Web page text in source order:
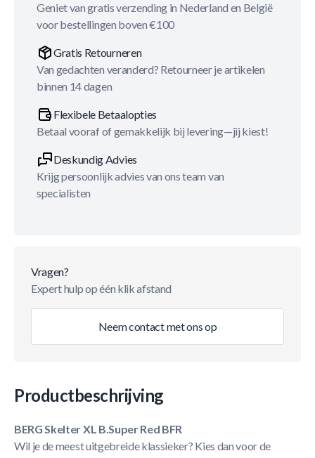
Geniet van gratis verzending in Nederland en België
voor bestellingen boven €100
Gratis Retourneren
Van gedachten veranderd? Retourneer je artikelen
binnen 14 dagen
Flexibele Betaalopties
Betaal vooraf of gemakkelijk bij levering—jij kiest!
Deskundig Advies
Krijg persoonlijk advies van ons team van
specialisten
Vragen?
Expert hulp op één klik afstand
Neem contact met ons op
Productbeschrijving
BERG Skelter XL B.Super Red BFR
Wil je de meest uitgebreide klassieker? Kies dan voor de